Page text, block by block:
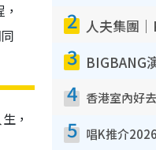
，
2
3
4
5